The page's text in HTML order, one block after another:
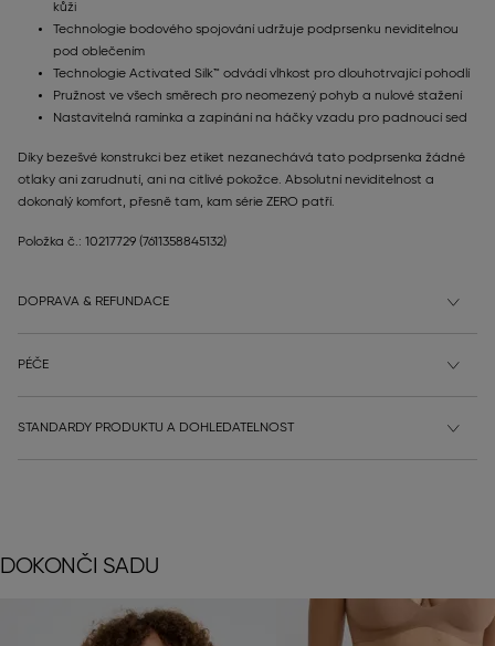
kůži
Technologie bodového spojování udržuje podprsenku neviditelnou
pod oblečením
Technologie Activated Silk™ odvádí vlhkost pro dlouhotrvající pohodlí
Pružnost ve všech směrech pro neomezený pohyb a nulové stažení
Nastavitelná ramínka a zapínání na háčky vzadu pro padnoucí sed
Díky bezešvé konstrukci bez etiket nezanechává tato podprsenka žádné
otlaky ani zarudnutí, ani na citlivé pokožce. Absolutní neviditelnost a
dokonalý komfort, přesně tam, kam série ZERO patří.
Položka č.: 10217729 (7611358845132)
DOPRAVA & REFUNDACE
PÉČE
STANDARDY PRODUKTU A DOHLEDATELNOST
DOKONČI SADU